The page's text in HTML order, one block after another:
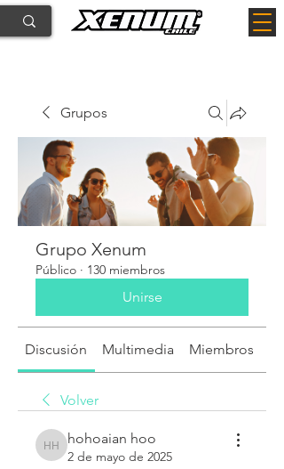
Grupos
Grupo Xenum
Público · 130 miembros
Unirse
Discusión Multimedia Miembros
Volver
hohoaian hoo
hohoaian hoo
2 de mayo de 2025